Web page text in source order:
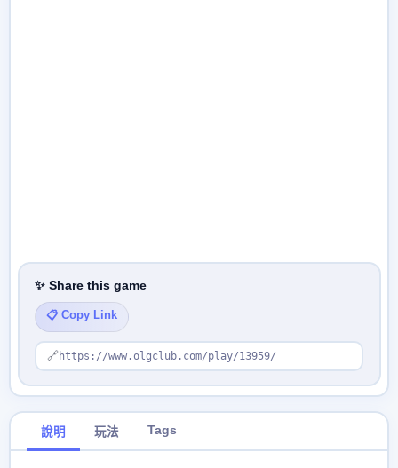
✨ Share this game
📋 Copy Link
🔗 https://www.olgclub.com/play/13959/
說明 玩法 Tags